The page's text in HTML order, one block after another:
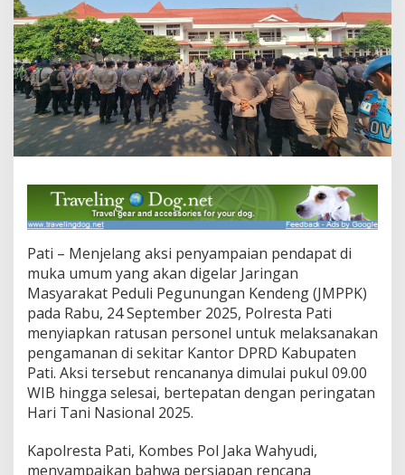
i
a
p
k
a
n
R
a
t
u
a
n
P
r
s
o
n
e
l
A
m
n
k
n
A
Pati – Menjelang aksi penyampaian pendapat di
muka umum yang akan digelar Jaringan
Masyarakat Peduli Pegunungan Kendeng (JMPPK)
pada Rabu, 24 September 2025, Polresta Pati
menyiapkan ratusan personel untuk melaksanakan
pengamanan di sekitar Kantor DPRD Kabupaten
Pati. Aksi tersebut rencananya dimulai pukul 09.00
WIB hingga selesai, bertepatan dengan peringatan
Hari Tani Nasional 2025.
Kapolresta Pati, Kombes Pol Jaka Wahyudi,
menyampaikan bahwa persiapan rencana